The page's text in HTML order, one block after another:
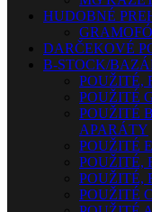
HUDOBNÉ
DARČEKOVÉ
B-STOCK/
POUŽITÉ,
POUŽITÉ
POUŽITÉ
APARÁTY
POUŽITÉ
POUŽITÉ,
POUŽITÉ,
POUŽITÉ